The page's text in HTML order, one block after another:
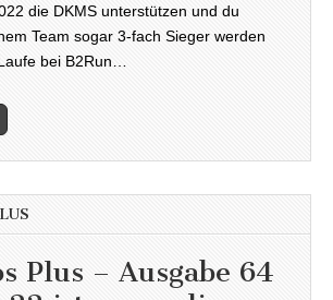
die DKMS unterstützen und du
Team sogar 3-fach Sieger werden
bei B2Run…
Plus – Ausgabe 64